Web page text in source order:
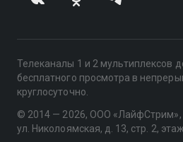
Телеканалы 1 и 2 мультиплексов
бесплатного просмотра в
круглосуточно.
© 2014 — 2026, ООО «ЛайфСтрим»,
ул. Николоямская, д. 13, стр. 2,